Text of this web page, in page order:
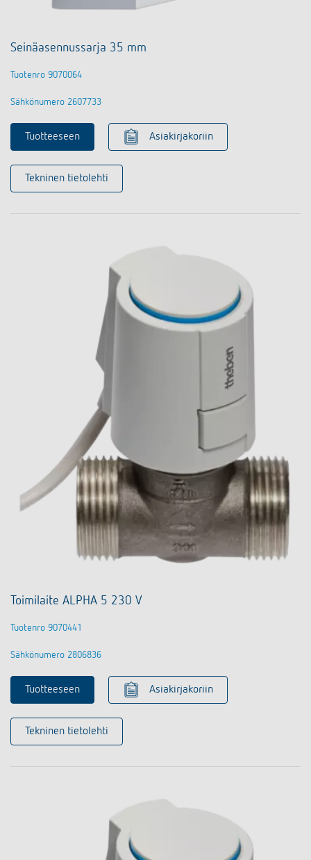
Seinäasennussarja 35 mm
Tuotenro 9070064
Sähkönumero 2607733
Tuotteeseen Asiakirjakoriin
Tekninen tietolehti
Toimilaite ALPHA 5 230 V
Tuotenro 9070441
Sähkönumero 2806836
Tuotteeseen Asiakirjakoriin
Tekninen tietolehti